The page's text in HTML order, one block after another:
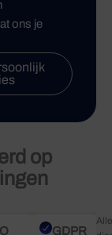
ons je
op
GDPR
Alle